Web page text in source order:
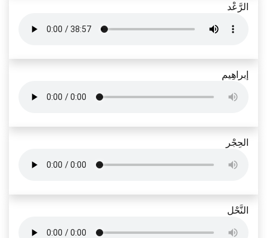
الرَّعْد
إبراهِيم
الحِجْر
النَّحْل